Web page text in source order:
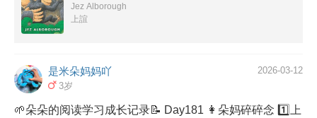
Jez Alborough
上誼
是米朵妈妈吖
3岁
2026-03-12
🌱朵朵的阅读学习成长记录📝 Day181 👩朵妈碎碎念 1️⃣上